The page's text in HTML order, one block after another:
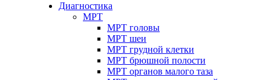
Диагностика
МРТ
МРТ головы
МРТ шеи
МРТ грудной клетки
МРТ брюшной полости
МРТ органов малого таза